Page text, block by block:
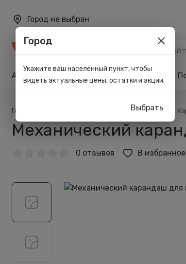
Город не выбран
Акции Карта лояльности
Главная Для глаз
Механический
0 отзывов В избранное
Город
Укажите ваш населённый пункт, чтобы
видеть актуальные цены, остатки и акции.
Выбрать